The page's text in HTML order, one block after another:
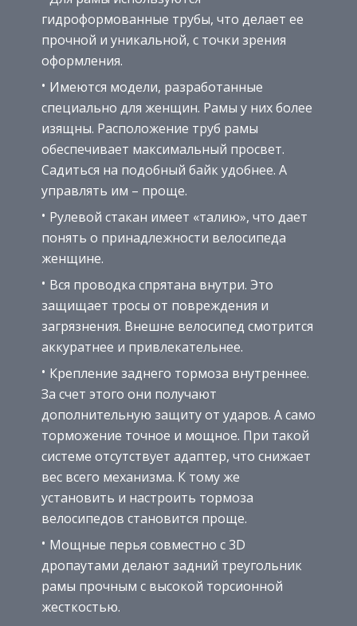
гидроформованные трубы, что делает ее
прочной и уникальной, с точки зрения
оформления.
Имеются модели, разработанные
специально для женщин. Рамы у них более
изящны. Расположение труб рамы
обеспечивает максимальный просвет.
Садиться на подобный байк удобнее. А
управлять им – проще.
Рулевой стакан имеет «талию», что дает
понять о принадлежности велосипеда
женщине.
Вся проводка спрятана внутри. Это
защищает тросы от повреждения и
загрязнения. Внешне велосипед смотрится
аккуратнее и привлекательнее.
Крепление заднего тормоза внутреннее.
За счет этого они получают
дополнительную защиту от ударов. А само
торможение точное и мощное. При такой
системе отсутствует адаптер, что снижает
вес всего механизма. К тому же
установить и настроить тормоза
велосипедов становится проще.
Мощные перья совместно с 3D
дропаутами делают задний треугольник
рамы прочным с высокой торсионной
жесткостью.